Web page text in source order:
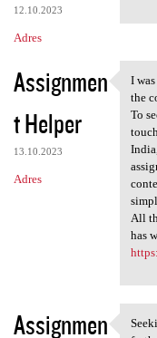
12.10.2023
Adres
Assignmen
t Helper
13.10.2023
Adres
I
I
the
To
All
has
Assignmen